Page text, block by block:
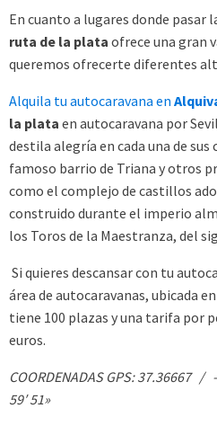
En cuanto a lugares donde pasar
ruta de la plata ofrece una gran
queremos ofrecerte diferentes
Alquila tu autocaravana en
la plata en autocaravana por
destila alegría en cada una de sus
famoso barrio de Triana y otros
como el complejo de castillos
construido durante el imperio
los Toros de la Maestranza, del
Si quieres descansar con tu
área de autocaravanas, ubicada
tiene 100 plazas y una tarifa por
euros.
COORDENADAS GPS: 37.36667 /
59′ 51»